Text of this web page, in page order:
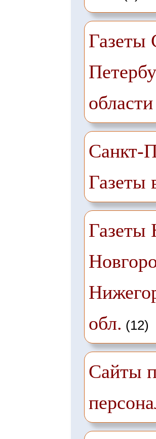
Газеты
области
Санкт-
Газеты
Газеты
обл. (12)
Сайты